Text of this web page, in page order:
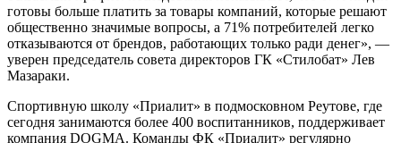
готовы больше платить за товары компаний, которые решают
общественно значимые вопросы, а 71% потребителей легко
отказываются от брендов, работающих только ради денег», —
уверен председатель совета директоров ГК «Стилобат» Лев
Мазараки.
Спортивную школу «Приалит» в подмосковном Реутове, где
сегодня занимаются более 400 воспитанников, поддерживает
компания DOGMA. Команды ФК «Приалит» регулярно